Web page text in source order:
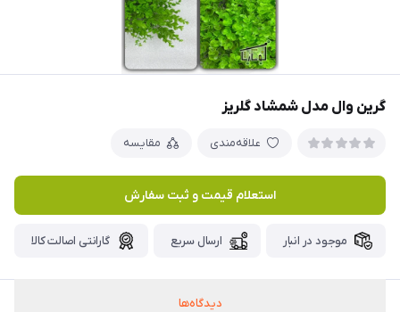
گرین وال مدل شمشاد گلریز
علاقه‌مندی مقایسه
استعلام قیمت و ثبت سفارش
موجود در انبار ارسال سریع گارانتی اصالت کالا
دیدگاه‌ها